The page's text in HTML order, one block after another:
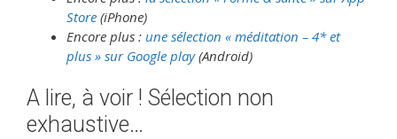
Store (iPhone)
Encore plus : une sélection « méditation – 4* et
plus » sur Google play(Android)
A lire, à voir ! Sélection non
exhaustive…